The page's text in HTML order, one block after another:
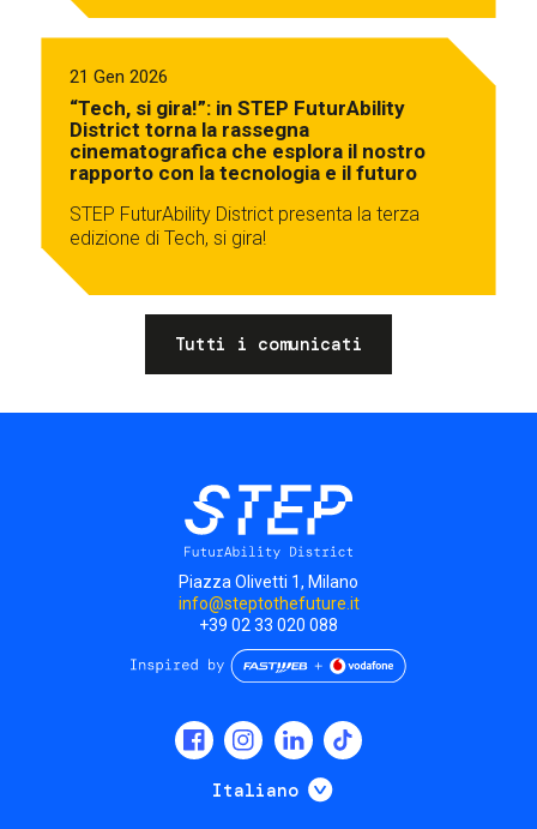
21 Gen 2026
“Tech, si gira!”: in STEP FuturAbility
District torna la rassegna
cinematografica che esplora il nostro
rapporto con la tecnologia e il futuro
STEP FuturAbility District presenta la terza
edizione di Tech, si gira!
Tutti i comunicati
Piazza Olivetti 1, Milano
info@steptothefuture.it
+39 02 33 020 088
Italiano Mostra ulteriori